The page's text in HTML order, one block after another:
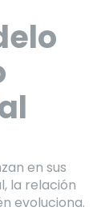
en sus
la relación
evoluciona.